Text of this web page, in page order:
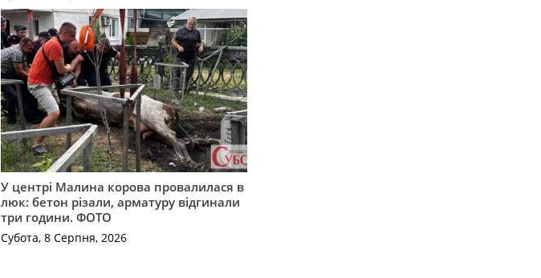
У центрі Малина корова провалилася в
люк: бетон різали, арматуру відгинали
три години. ФОТО
Субота, 8 Серпня, 2026